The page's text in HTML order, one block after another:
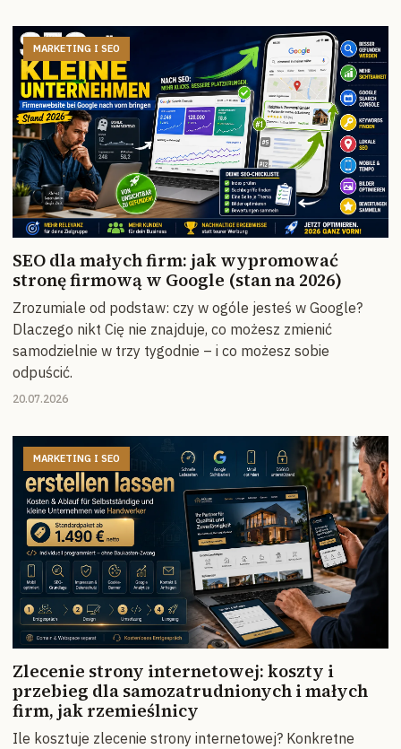
MARKETING I SEO
SEO dla małych firm: jak wypromować
stronę firmową w Google (stan na 2026)
Zrozumiale od podstaw: czy w ogóle jesteś w Google?
Dlaczego nikt Cię nie znajduje, co możesz zmienić
samodzielnie w trzy tygodnie – i co możesz sobie
odpuścić.
20.07.2026
MARKETING I SEO
Zlecenie strony internetowej: koszty i
przebieg dla samozatrudnionych i małych
firm, jak rzemieślnicy
Ile kosztuje zlecenie strony internetowej? Konkretne